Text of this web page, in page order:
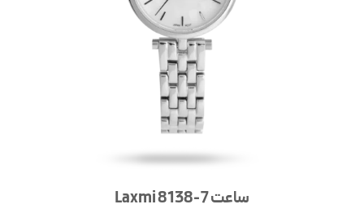
ساعت Laxmi 8138-7